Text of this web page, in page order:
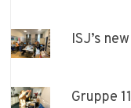
ISJ’s
Gruppe